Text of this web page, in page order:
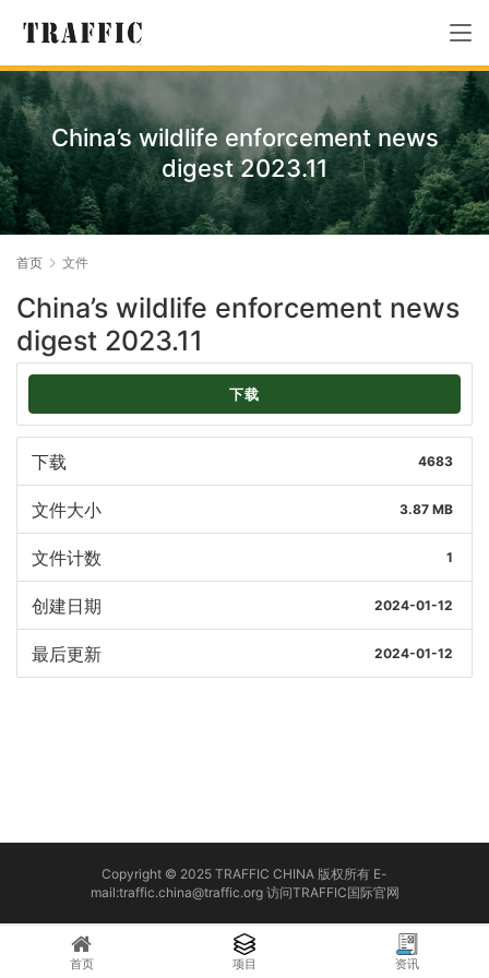
China’s wildlife enforcement news
digest 2023.11
首页 文件
China’s wildlife enforcement news
digest 2023.11
下载
下载 4683
文件大小 3.87 MB
文件计数 1
创建日期 2024-01-12
最后更新 2024-01-12
Copyright © 2025 TRAFFIC CHINA 版权所有 E-
mail:traffic.china@traffic.org 访问TRAFFIC国际官网
首页 项目 资讯